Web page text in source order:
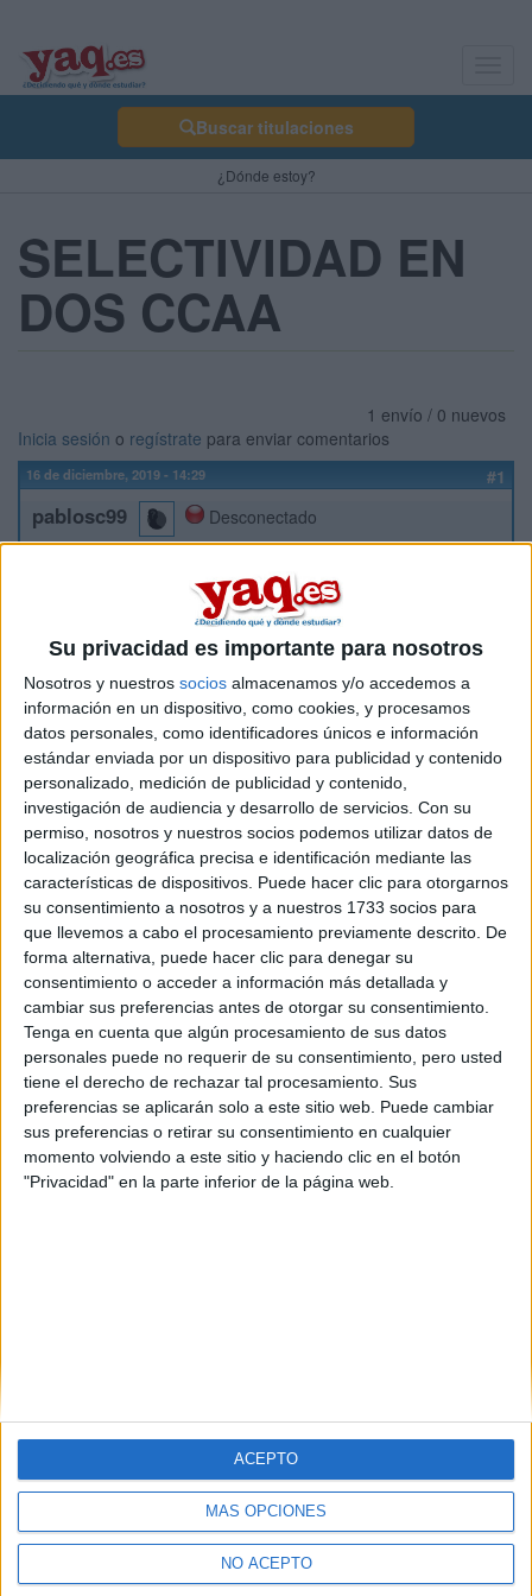
Su privacidad es importante para nosotros
Nosotros y nuestros socios almacenamos y/o accedemos a
información en un dispositivo, como cookies, y procesamos
datos personales, como identificadores únicos e información
estándar enviada por un dispositivo para publicidad y contenido
personalizado, medición de publicidad y contenido,
investigación de audiencia y desarrollo de servicios. Con su
permiso, nosotros y nuestros socios podemos utilizar datos de
localización geográfica precisa e identificación mediante las
características de dispositivos. Puede hacer clic para otorgarnos
su consentimiento a nosotros y a nuestros 1733 socios para
que llevemos a cabo el procesamiento previamente descrito. De
forma alternativa, puede hacer clic para denegar su
consentimiento o acceder a información más detallada y
cambiar sus preferencias antes de otorgar su consentimiento.
Tenga en cuenta que algún procesamiento de sus datos
personales puede no requerir de su consentimiento, pero usted
tiene el derecho de rechazar tal procesamiento. Sus
preferencias se aplicarán solo a este sitio web. Puede cambiar
sus preferencias o retirar su consentimiento en cualquier
momento volviendo a este sitio y haciendo clic en el botón
"Privacidad" en la parte inferior de la página web.
MÁS OPCIONES
NO ACEPTO
ACEPTO
Buscar titulaciones
¿Dónde estoy?
SELECTIVIDAD EN
DOS CCAA
1 envío / 0 nuevos
Inicia sesión o regístrate para enviar comentarios
16 de diciembre, 2019 - 14:29 #1
pablosc99
Desconectado
presentarme a subir nota para entrar en el doble grado.
¿Puedo presentarme a la ebau como alumno libre en
Cantabria y en Asturias, si coinciden en fechas distintas?
Etiquetas: Selectividad Ingeniería de Minas
Quiénes somos|Contactar|Anúnciate
Aviso legal|Politica de privacidad|Condiciones generales|Política
de cookies